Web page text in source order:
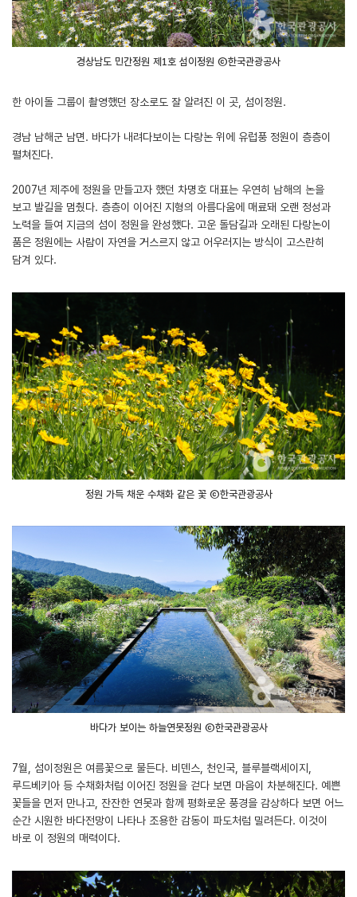
경상남도 민간정원 제1호 섬이정원 ⓒ한국관광공사
한 아이돌 그룹이 촬영했던 장소로도 잘 알려진 이 곳, 섬이정원.
경남 남해군 남면. 바다가 내려다보이는 다랑논 위에 유럽풍 정원이 층층이
펼쳐진다.
2007년 제주에 정원을 만들고자 했던 차명호 대표는 우연히 남해의 논을
보고 발길을 멈췄다. 층층이 이어진 지형의 아름다움에 매료돼 오랜 정성과
노력을 들여 지금의 섬이 정원을 완성했다. 고운 돌담길과 오래된 다랑논이
품은 정원에는 사람이 자연을 거스르지 않고 어우러지는 방식이 고스란히
담겨 있다.
정원 가득 채운 수채화 같은 꽃 ⓒ한국관광공사
바다가 보이는 하늘연못정원 ⓒ한국관광공사
7월, 섬이정원은 여름꽃으로 물든다. 비덴스, 천인국, 블루블랙세이지,
루드베키아 등 수채화처럼 이어진 정원을 걷다 보면 마음이 차분해진다. 예쁜
꽃들을 먼저 만나고, 잔잔한 연못과 함께 평화로운 풍경을 감상하다 보면 어느
순간 시원한 바다전망이 나타나 조용한 감동이 파도처럼 밀려든다. 이것이
바로 이 정원의 매력이다.